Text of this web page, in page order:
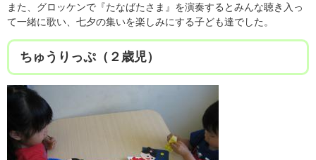
また、グロッケンで『たなばたさま』を演奏するとみんな聴き入っ
て一緒に歌い、七夕の集いを楽しみにする子ども達でした。
ちゅうりっぷ（２歳児）